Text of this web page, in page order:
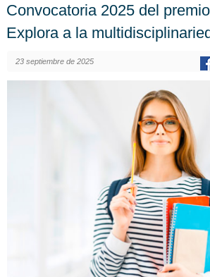
Convocatoria 2025 del
Explora a la
23 septiembre de 2025